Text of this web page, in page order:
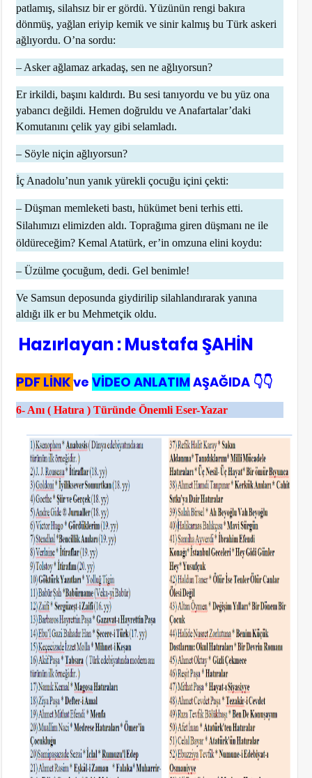
patlamış, silahsız bir er gördü. Yüzünün rengi bakıra
dönmüş, yağlan eriyip kemik ve sinir kalmış bu Türk askeri
ağlıyordu. O’na sordu:
– Asker ağlamaz arkadaş, sen ne ağlıyorsun?
Er irkildi, başını kaldırdı. Bu sesi tanıyordu ve bu yüz ona
yabancı değildi. Hemen doğruldu ve Anafartalar’daki
Komutanını çelik yay gibi selamladı.
– Söyle niçin ağlıyorsun?
İç Anadolu’nun yanık yürekli çocuğu içini çekti:
– Düşman memleketi bastı, hükümet beni terhis etti.
Silahımızı elimizden aldı. Toprağıma giren düşmanı ne ile
öldüreceğim? Kemal Atatürk, er’in omzuna elini koydu:
– Üzülme çocuğum, dedi. Gel benimle!
Ve Samsun deposunda giydirilip silahlandırarak yanına
aldığı ilk er bu Mehmetçik oldu.
Hazırlayan : Mustafa ŞAHİN
PDF LİNKveVİDEO ANLATIMAŞAĞIDA 👇👇
6- Anı ( Hatıra ) Türünde Önemli Eser-Yazar